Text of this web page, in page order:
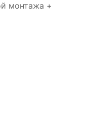
монтажа +